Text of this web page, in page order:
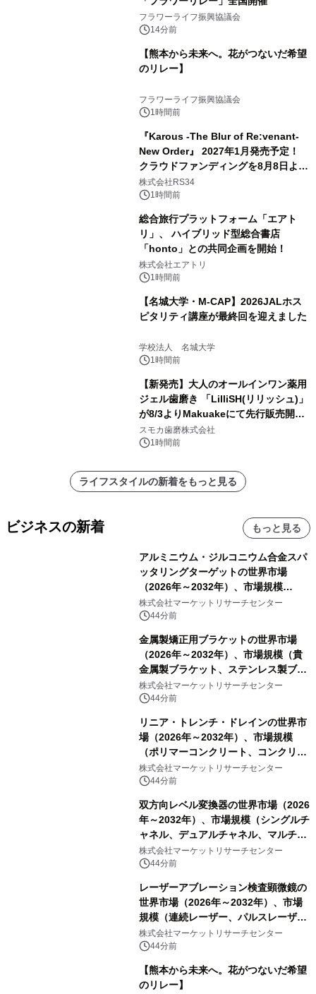
フラワーライフ振興協議会
14分前
【熊本から未来へ。花がつないだ希望
のリレー】
フラワーライフ振興協議会
1時間前
『Karous -The Blur of Re:venant-
New Order』 2027年1月発売予定！
クラウドファンディングを8月8日より
開始
株式会社RS34
1時間前
総合旅行プラットフォーム「エアト
リ」、 ハイブリッド型総合書店
「honto」との共同企画を開始！
株式会社エアトリ
1時間前
【名城大学・M-CAP】2026JALホス
ピタリティ講座が最終回を迎えました
学校法人 名城大学
1時間前
【新発売】大人のオールインワン薬用
ジェル歯磨き 「LilliSH(リリッシュ)」
が8/3よりMakuakeにて先行販売開
始！
スモカ歯磨株式会社
1時間前
ライフスタイルの新着をもっと見る
ビジネスの新着 もっと見る
アルミニウム・ジルコニウム合金スパ
ッタリングターゲットの世界市場
（2026年～2032年）、市場規模
（0.995、0.999、その他）・分析レポ
ートを発表
株式会社マーケットリサーチセンター
44分前
金属製矯正用ブラケットの世界市場
（2026年～2032年）、市場規模（貴
金属製ブラケット、ステンレス製ブラ
ケット、純チタン製ブラケット）・分
析レポートを発表
株式会社マーケットリサーチセンター
44分前
リニア・トレンチ・ドレインの世界市
場（2026年～2032年）、市場規模
（ポリマーコンクリート、コンクリー
ト、プラスチック、金属）・分析レポ
ートを発表
株式会社マーケットリサーチセンター
44分前
双方向レベル変換器の世界市場（2026
年～2032年）、市場規模（シングルチ
ャネル、デュアルチャネル、マルチチ
ャネル）・分析レポートを発表
株式会社マーケットリサーチセンター
44分前
レーザーアブレーション検査顕微鏡の
世界市場（2026年～2032年）、市場
規模（連続レーザー、パルスレーザ
ー）・分析レポートを発表
株式会社マーケットリサーチセンター
44分前
【熊本から未来へ。花がつないだ希望
のリレー】